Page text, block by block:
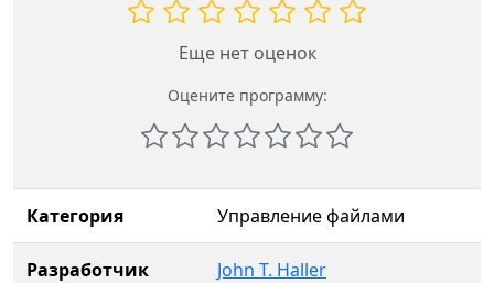
Еще нет оценок
Оцените программу:
Категория Управление файлами
Разработчик John T. Haller